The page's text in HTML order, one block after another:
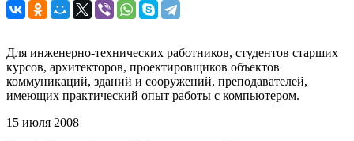
Для инженерно-технических работников, студентов старших
курсов, архитекторов, проектировщиков объектов
коммуникаций, зданий и сооружений, преподавателей,
имеющих практический опыт работы с компьютером.
15 июля 2008